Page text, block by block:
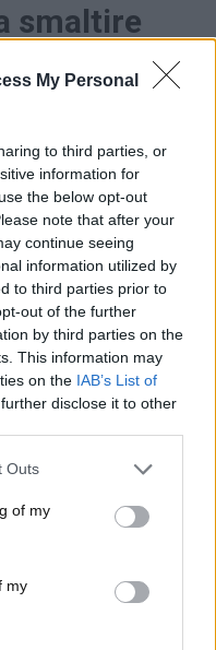
My Personal
to third parties, or
information for
the below opt-out
note that after your
continue seeing
information utilized by
to third parties prior to
out of the further
by third parties on the
This information may
on the IAB’s List of
disclose it to other
Outs
of my
my
smaltire
può
il corpo
drink standard
un bicchiere di
Tuttavia, ci
quando si
influenzare
alcol da parte
laquantità di
sarà il tempo
elimini. Se si beve
nel sangue
e impiegare più